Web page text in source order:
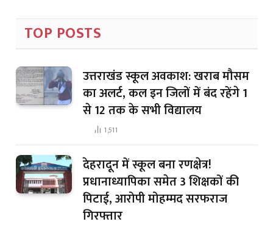
TOP POSTS
उत्तराखंड स्कूल अवकाश: खराब मौसम
का अलर्ट, कल इन जिलों में बंद रहेंगे 1
से 12 तक के सभी विद्यालय
1,511
देहरादून में स्कूल बना रणक्षेत्र!
प्रधानाध्यापिका समेत 3 शिक्षकों की
पिटाई, आरोपी मोहम्मद सरफराज
गिरफ्तार